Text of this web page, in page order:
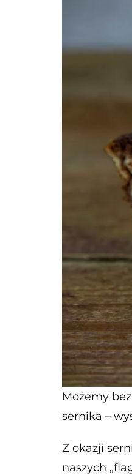
Możemy
sernika –
Z okazji
naszych